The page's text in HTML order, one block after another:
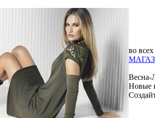
во всех
Весна-
Новые